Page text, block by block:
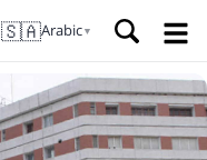
🇸🇦Arabic▼